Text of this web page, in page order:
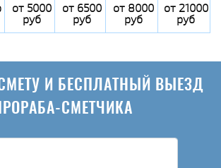
от 5000
руб
от 6500
руб
от 8000
руб
от 21000
руб
СМЕТУ И БЕСПЛАТНЫЙ ВЫЕЗД
ПРОРАБА-СМЕТЧИКА